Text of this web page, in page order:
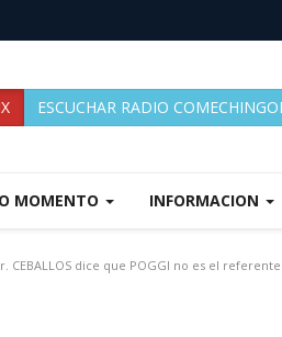
ESCUCHAR RADIO
MOMENTO INFORMACION
CEBALLOS dice que POGGI no es el